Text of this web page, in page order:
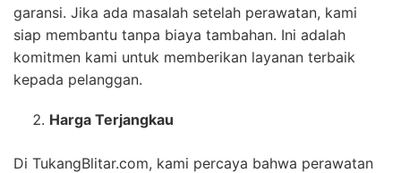
garansi. Jika ada masalah setelah perawatan, kami
siap membantu tanpa biaya tambahan. Ini adalah
komitmen kami untuk memberikan layanan terbaik
kepada pelanggan.
Harga Terjangkau
Di TukangBlitar.com, kami percaya bahwa perawatan